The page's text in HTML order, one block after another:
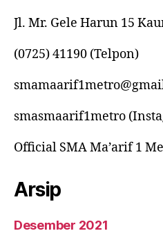
Jl. Mr. Gele Harun 15
(0725) 41190 (Telpon)
smasmaarif1metro
Official SMA Ma’arif 1
Arsip
Desember 2021